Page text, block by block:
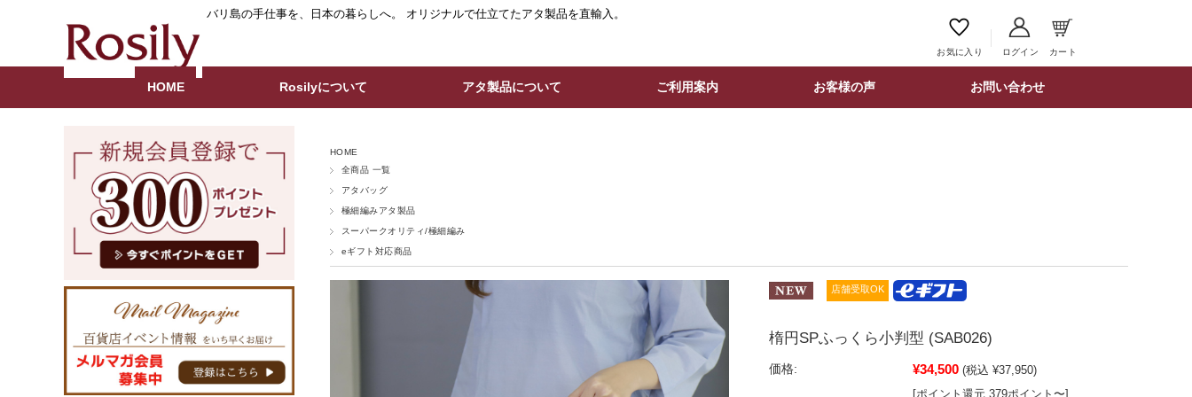
バリ島の手仕事を、日本の暮らしへ。 オリジナルで仕立てたアタ製品を直輸入。
お気に入り ログイン カート
HOME Rosilyについて アタ製品について ご利用案内 お客様の声 お問い合わせ
HOME
全商品 一覧
アタバッグ
極細編みアタ製品
スーパークオリティ/極細編み
eギフト対応商品
店舗受取OK
楕円SPふっくら小判型 (SAB026)
価格: ¥34,500 (税込 ¥37,950)
[ポイント還元 379ポイント〜]